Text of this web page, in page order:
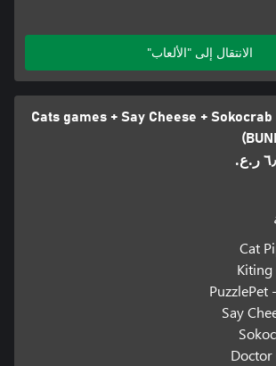
الانتقال إلى "الألعاب"
Cats games + Say Cheese + Sokocrab
Cat
Kiting
PuzzlePet
Say
Doctor